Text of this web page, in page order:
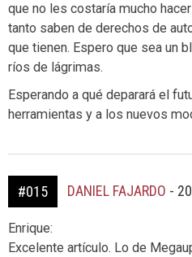
que no les costaría mucho
tanto saben de derechos de
que tienen. Espero que sea un
ríos de lágrimas.
Esperando a qué deparará el
herramientas y a los nuevos
#015 DANIEL FAJARDO -
Enrique:
Excelente artículo. Lo de